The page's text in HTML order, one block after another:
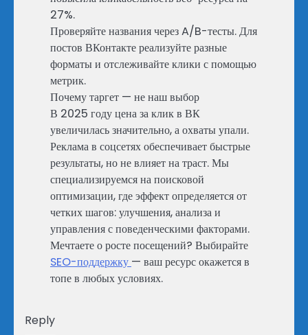
27%.
Проверяйте названия через A/B-тесты. Для
постов ВКонтакте реализуйте разные
форматы и отслеживайте клики с помощью
метрик.
Почему таргет — не наш выбор
В 2025 году цена за клик в ВК
увеличилась значительно, а охваты упали.
Реклама в соцсетях обеспечивает быстрые
результаты, но не влияет на траст. Мы
специализируемся на поисковой
оптимизации, где эффект определяется от
четких шагов: улучшения, анализа и
управления с поведенческими факторами.
Мечтаете о росте посещений? Выбирайте
SEO-поддержку — ваш ресурс окажется в
топе в любых условиях.
Reply